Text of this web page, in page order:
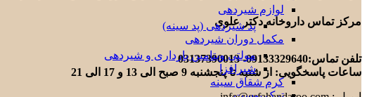
لوازم شیردهی
پد شیردهی (پد سینه)
مکمل دوران شیردهی
مولتی ویتامین بارداری و شیردهی
شیرافزا
کرم شقاق سینه
مرکز تماس داروخانه دکتر علوی
تلفن تماس:09133329640- 03137390013
ساعات پاسخگویی: از شنبه تا پنجشنبه 9 صبح الی 13 و 17 الی 21